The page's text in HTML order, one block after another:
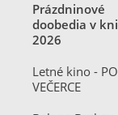
Prázdninové
doobedia v
2026
Letné kino - PO
VEČERCE